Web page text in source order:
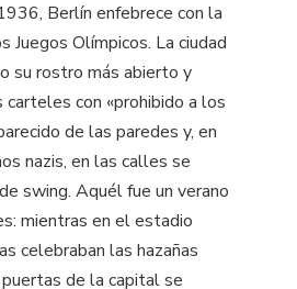
Berlín enfebrece con la
Juegos Olímpicos. La ciudad
su rostro más abierto y
con «prohibido a los
de las paredes y, en
nazis, en las calles se
swing. Aquél fue un verano
mientras en el estadio
celebraban las hazañas
de la capital se